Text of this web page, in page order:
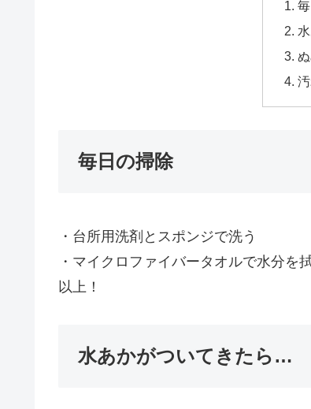
毎日の掃除
・台所用洗剤とスポンジで洗う
・マイクロファイバータオルで水分を
以上！
水あかがついてきたら…